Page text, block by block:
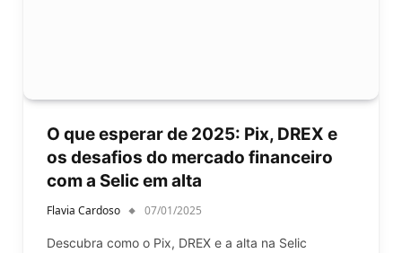
O que esperar de 2025: Pix, DREX e
os desafios do mercado financeiro
com a Selic em alta
Flavia Cardoso 07/01/2025
Descubra como o Pix, DREX e a alta na Selic